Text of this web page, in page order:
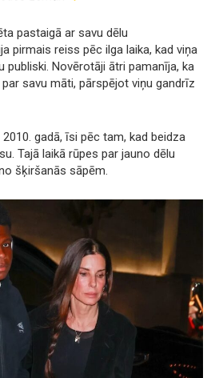
pastaigā ar savu dēlu
pirmais reiss pēc ilga laika, kad viņa
publiski. Novērotāji ātri pamanīja, ka
savu māti, pārspējot viņu gandrīz
gadā, īsi pēc tam, kad beidza
Tajā laikā rūpes par jauno dēlu
šķiršanās sāpēm.